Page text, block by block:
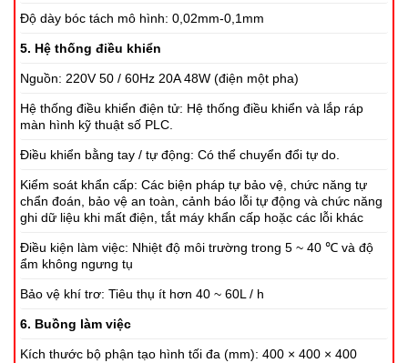
Độ dày bóc tách mô hình: 0,02mm-0,1mm
5. Hệ thống điều khiển
Nguồn: 220V 50 / 60Hz 20A 48W (điện một pha)
Hệ thống điều khiển điện tử: Hệ thống điều khiển và lắp ráp
màn hình kỹ thuật số PLC.
Điều khiển bằng tay / tự động: Có thể chuyển đổi tự do.
Kiểm soát khẩn cấp: Các biện pháp tự bảo vệ, chức năng tự
chẩn đoán, bảo vệ an toàn, cảnh báo lỗi tự động và chức năng
ghi dữ liệu khi mất điện, tắt máy khẩn cấp hoặc các lỗi khác
Điều kiện làm việc: Nhiệt độ môi trường trong 5 ~ 40 ℃ và độ
ẩm không ngưng tụ
Bảo vệ khí trơ: Tiêu thụ ít hơn 40 ~ 60L / h
6. Buồng làm việc
Kích thước bộ phận tạo hình tối đa (mm): 400 × 400 × 400